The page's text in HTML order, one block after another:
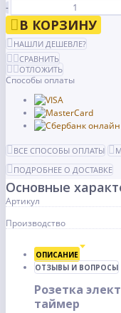
-
В КОРЗИНУ
НАШЛИ ДЕШЕВЛЕ?
СРАВНИТЬ
ОТЛОЖИТЬ
Способы оплаты
ВСЕ СПОСОБЫ ОПЛАТЫ
ПОДРОБНЕЕ О ДОСТАВКЕ
Основные
Артикул
Производство
ОПИСАНИЕ
ОТЗЫВЫ И ВОПРОСЫ
Розетка
таймер